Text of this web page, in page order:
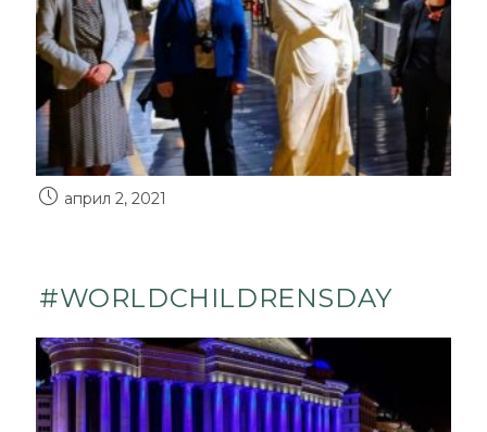
април 2, 2021
#WORLDCHILDRENSDAY